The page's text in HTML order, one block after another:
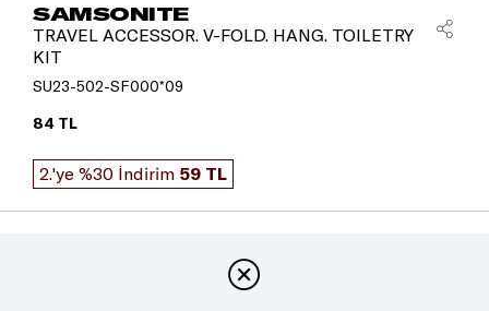
SAMSONITE
TRAVEL ACCESSOR. V-FOLD. HANG. TOILETRY
KIT
SU23-502-SF000*09
84 TL
2.'ye %30 İndirim 59 TL